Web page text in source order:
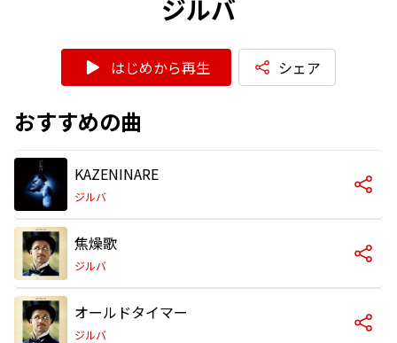
ジルバ
はじめから再生 シェア
おすすめの曲
KAZENINARE
ジルバ
焦燥歌
ジルバ
オールドタイマー
ジルバ